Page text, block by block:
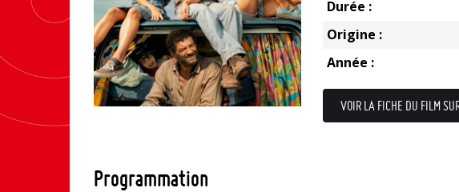
Durée :
Origine :
Année :
VOIR LA FICHE DU FILM
Programmation